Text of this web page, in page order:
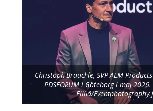
Christoph Bräuchle, SVP ALM
PDSFORUM i Göteborg i maj
Ellilä/